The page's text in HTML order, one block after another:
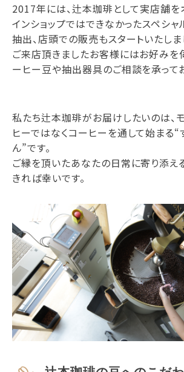
2017年には、辻本珈琲として実店舗を
インショップではできなかったスペシャ
抽出、店頭での販売もスタートいたしま
ご来店頂きましたお客様にはお好みを
ーヒー豆や抽出器具のご相談を承って
私たち辻本珈琲がお届けしたいのは、
ヒーではなくコーヒーを通して始まる“
ん”です。
ご縁を頂いたあなたの日常に寄り添え
きれば幸いです。